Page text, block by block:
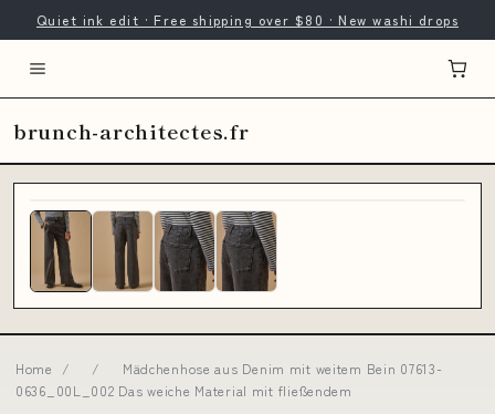
Quiet ink edit · Free shipping over $80 · New washi drops
brunch-architectes.fr
Home / /
Mädchenhose aus Denim mit weitem Bein 07613-
0636_00L_002 Das weiche Material mit fließendem